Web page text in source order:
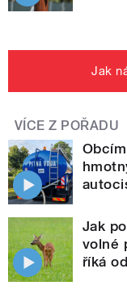
Jak
VÍCE Z POŘADU
Jak
volné
říká